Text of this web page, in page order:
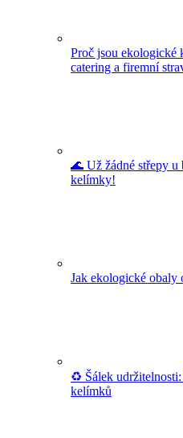
Proč jsou ekologické
catering a firemní
🌊 Už žádné střepy u
kelímky!
Jak ekologické
♻️ Šálek
kelímků